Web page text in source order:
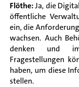
Flöthe:Ja, die
öffentliche
ein, die
wachsen. Auch
denken und
Fragestellungen
haben, um diese
stellen.